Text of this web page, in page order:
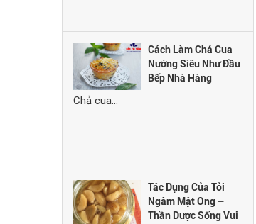
Cách Làm Chả Cua
Nướng Siêu Như Đầu
Bếp Nhà Hàng
Chả cua...
Tác Dụng Của Tỏi
Ngâm Mật Ong –
Thần Dược Sống Vui